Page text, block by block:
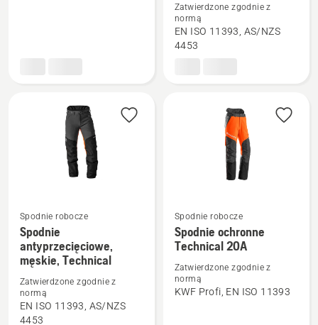
Spodnie
antyprzecięciowe,
Zatwierdzone zgodnie z
normą
EN ISO 11393, AS/NZS
4453
Zobacz
więcej
szczegółów
Spodnie
antyprzecięciowe,
Spodnie robocze
Spodnie
antyprzecięciowe,
męskie, Technical
Zatwierdzone zgodnie z
normą
EN ISO 11393, AS/NZS
4453
Zobacz
więcej
szczegółów
Spodnie robocze
Spodnie ochronne
Technical 20A
Zatwierdzone zgodnie z
normą
KWF Profi, EN ISO 11393